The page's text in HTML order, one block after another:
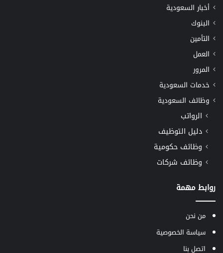
أخبار السعودية
البنوك
التأمين
العمل
المرور
خدمات السعودية
وظائف السعودية
الرواتب
دليل التوظيف
وظائف حكومية
وظائف شركات
روابط مهمة
من نحن
سياسة الخصوصية
اتصل بنا